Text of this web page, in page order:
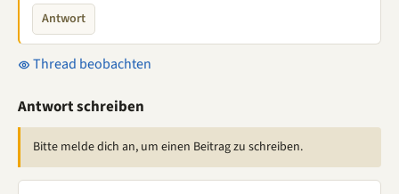
Antwort
Thread beobachten
Antwort schreiben
Bitte melde dich an, um einen Beitrag zu schreiben.